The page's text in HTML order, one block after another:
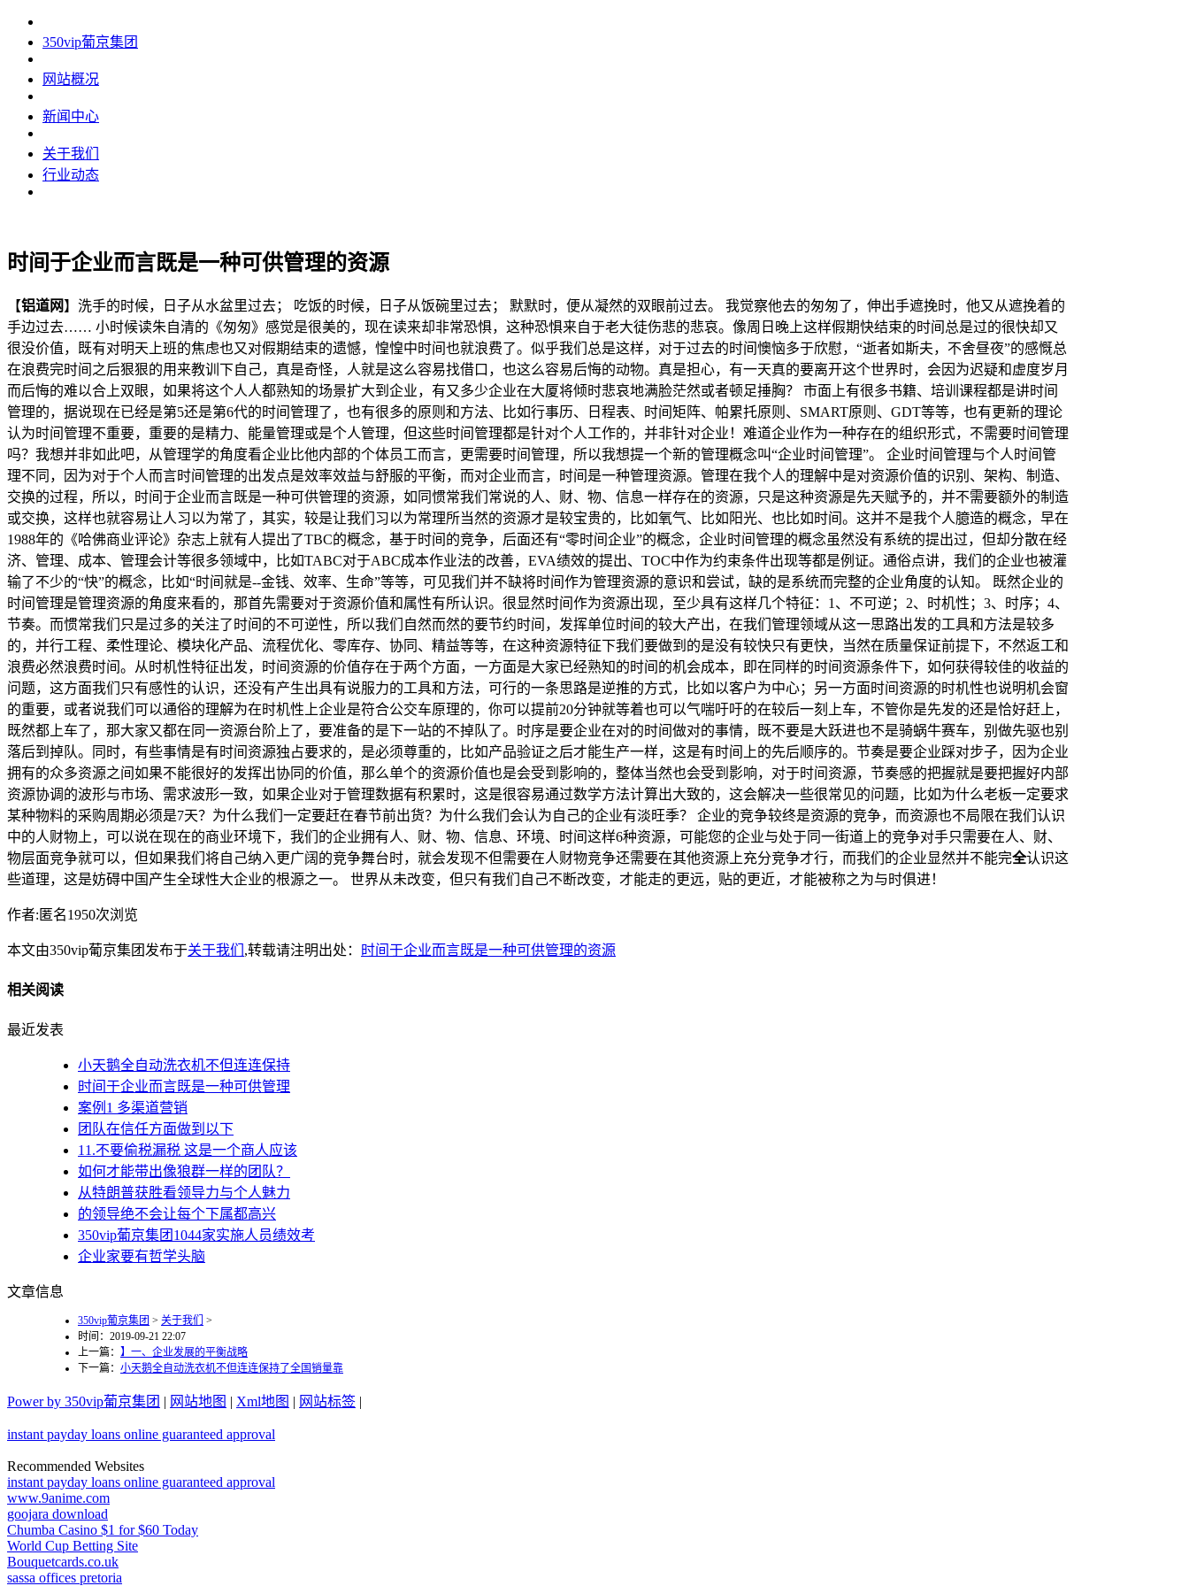
350vip葡京集团
网站概况
新闻中心
关于我们
行业动态
时间于企业而言既是一种可供管理的资源
【铝道网】洗手的时候，日子从水盆里过去； 吃饭的时候，日子从饭碗里过去； 默默时，便从凝然的双眼前过去。 我觉察他去的匆匆了，伸出手遮挽时，他又从遮挽着的
手边过去…… 小时候读朱自清的《匆匆》感觉是很美的，现在读来却非常恐惧，这种恐惧来自于老大徒伤悲的悲哀。像周日晚上这样假期快结束的时间总是过的很快却又
很没价值，既有对明天上班的焦虑也又对假期结束的遗憾，惶惶中时间也就浪费了。似乎我们总是这样，对于过去的时间懊恼多于欣慰，“逝者如斯夫，不舍昼夜”的感慨总
在浪费完时间之后狠狠的用来教训下自己，真是奇怪，人就是这么容易找借口，也这么容易后悔的动物。真是担心，有一天真的要离开这个世界时，会因为迟疑和虚度岁月
而后悔的难以合上双眼，如果将这个人人都熟知的场景扩大到企业，有又多少企业在大厦将倾时悲哀地满脸茫然或者顿足捶胸？ 市面上有很多书籍、培训课程都是讲时间
管理的，据说现在已经是第5还是第6代的时间管理了，也有很多的原则和方法、比如行事历、日程表、时间矩阵、帕累托原则、SMART原则、GDT等等，也有更新的理论
认为时间管理不重要，重要的是精力、能量管理或是个人管理，但这些时间管理都是针对个人工作的，并非针对企业！难道企业作为一种存在的组织形式，不需要时间管理
吗？我想并非如此吧，从管理学的角度看企业比他内部的个体员工而言，更需要时间管理，所以我想提一个新的管理概念叫“企业时间管理”。 企业时间管理与个人时间管
理不同，因为对于个人而言时间管理的出发点是效率效益与舒服的平衡，而对企业而言，时间是一种管理资源。管理在我个人的理解中是对资源价值的识别、架构、制造、
交换的过程，所以，时间于企业而言既是一种可供管理的资源，如同惯常我们常说的人、财、物、信息一样存在的资源，只是这种资源是先天赋予的，并不需要额外的制造
或交换，这样也就容易让人习以为常了，其实，较是让我们习以为常理所当然的资源才是较宝贵的，比如氧气、比如阳光、也比如时间。这并不是我个人臆造的概念，早在
1988年的《哈佛商业评论》杂志上就有人提出了TBC的概念，基于时间的竞争，后面还有“零时间企业”的概念，企业时间管理的概念虽然没有系统的提出过，但却分散在经
济、管理、成本、管理会计等很多领域中，比如TABC对于ABC成本作业法的改善，EVA绩效的提出、TOC中作为约束条件出现等都是例证。通俗点讲，我们的企业也被灌
输了不少的“快”的概念，比如“时间就是--金钱、效率、生命”等等，可见我们并不缺将时间作为管理资源的意识和尝试，缺的是系统而完整的企业角度的认知。 既然企业的
时间管理是管理资源的角度来看的，那首先需要对于资源价值和属性有所认识。很显然时间作为资源出现，至少具有这样几个特征：1、不可逆；2、时机性；3、时序；4、
节奏。而惯常我们只是过多的关注了时间的不可逆性，所以我们自然而然的要节约时间，发挥单位时间的较大产出，在我们管理领域从这一思路出发的工具和方法是较多
的，并行工程、柔性理论、模块化产品、流程优化、零库存、协同、精益等等，在这种资源特征下我们要做到的是没有较快只有更快，当然在质量保证前提下，不然返工和
浪费必然浪费时间。从时机性特征出发，时间资源的价值存在于两个方面，一方面是大家已经熟知的时间的机会成本，即在同样的时间资源条件下，如何获得较佳的收益的
问题，这方面我们只有感性的认识，还没有产生出具有说服力的工具和方法，可行的一条思路是逆推的方式，比如以客户为中心；另一方面时间资源的时机性也说明机会窗
的重要，或者说我们可以通俗的理解为在时机性上企业是符合公交车原理的，你可以提前20分钟就等着也可以气喘吁吁的在较后一刻上车，不管你是先发的还是恰好赶上，
既然都上车了，那大家又都在同一资源台阶上了，要准备的是下一站的不掉队了。时序是要企业在对的时间做对的事情，既不要是大跃进也不是骑蜗牛赛车，别做先驱也别
落后到掉队。同时，有些事情是有时间资源独占要求的，是必须尊重的，比如产品验证之后才能生产一样，这是有时间上的先后顺序的。节奏是要企业踩对步子，因为企业
拥有的众多资源之间如果不能很好的发挥出协同的价值，那么单个的资源价值也是会受到影响的，整体当然也会受到影响，对于时间资源，节奏感的把握就是要把握好内部
资源协调的波形与市场、需求波形一致，如果企业对于管理数据有积累时，这是很容易通过数学方法计算出大致的，这会解决一些很常见的问题，比如为什么老板一定要求
某种物料的采购周期必须是7天？为什么我们一定要赶在春节前出货？为什么我们会认为自己的企业有淡旺季？ 企业的竞争较终是资源的竞争，而资源也不局限在我们认识
中的人财物上，可以说在现在的商业环境下，我们的企业拥有人、财、物、信息、环境、时间这样6种资源，可能您的企业与处于同一街道上的竞争对手只需要在人、财、
物层面竞争就可以，但如果我们将自己纳入更广阔的竞争舞台时，就会发现不但需要在人财物竞争还需要在其他资源上充分竞争才行，而我们的企业显然并不能完全认识这
些道理，这是妨碍中国产生全球性大企业的根源之一。 世界从未改变，但只有我们自己不断改变，才能走的更远，贴的更近，才能被称之为与时俱进！
作者:匿名1950次浏览
本文由350vip葡京集团发布于关于我们 ,转载请注明出处： 时间于企业而言既是一种可供管理的资源
相关阅读
最近发表
小天鹅全自动洗衣机不但连连保持
时间于企业而言既是一种可供管理
案例1 多渠道营销
团队在信任方面做到以下
11.不要偷税漏税 这是一个商人应该
如何才能带出像狼群一样的团队？
从特朗普获胜看领导力与个人魅力
的领导绝不会让每个下属都高兴
350vip葡京集团1044家实施人员绩效考
企业家要有哲学头脑
文章信息
350vip葡京集团 > 关于我们 >
时间：2019-09-21 22:07
上一篇： 】一、企业发展的平衡战略
下一篇： 小天鹅全自动洗衣机不但连连保持了全国销量靠
Power by 350vip葡京集团 | 网站地图 | Xml地图 | 网站标签 |
instant payday loans online guaranteed approval
Recommended Websites
instant payday loans online guaranteed approval
www.9anime.com
goojara download
Chumba Casino $1 for $60 Today
World Cup Betting Site
Bouquetcards.co.uk
sassa offices pretoria